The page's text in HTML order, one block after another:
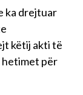
ka drejtuar
këtij akti të
hetimet për